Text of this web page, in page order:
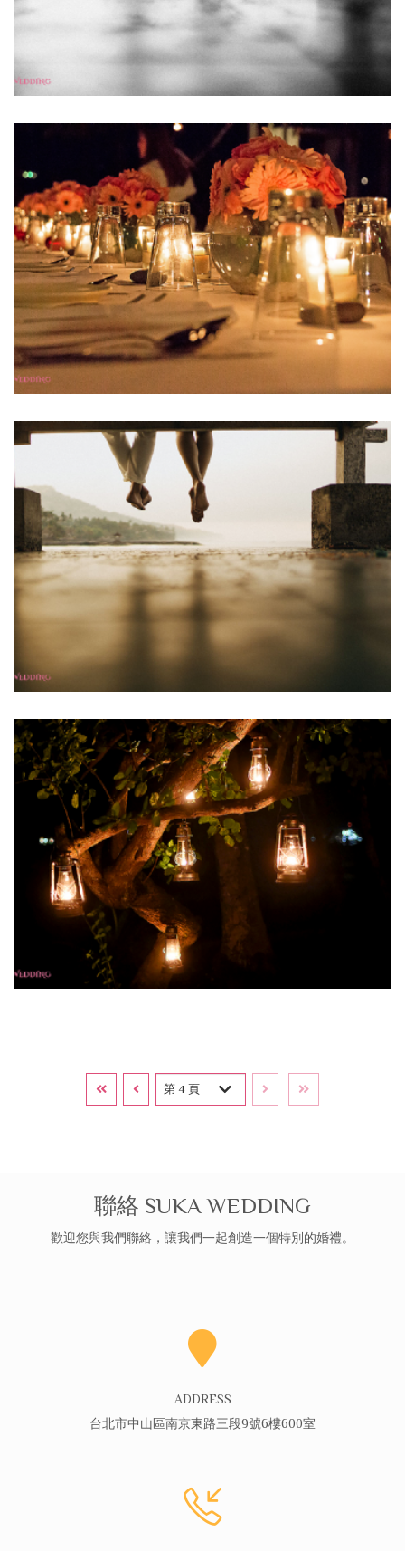
第一頁上一頁第 4 頁 下一頁最後一頁
聯絡 SUKA WEDDING
歡迎您與我們聯絡，讓我們一起創造一個特別的婚禮。
ADDRESS
台北市中山區南京東路三段9號6樓600室